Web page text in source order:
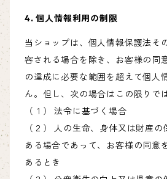
4. 個人情報利用の制限
当ショップは、個人情報保護法そ
容される場合を除き、お客様の同
の達成に必要な範囲を超えて個人
ん。但し、次の場合はこの限りで
（１） 法令に基づく場合
（２） 人の生命、身体又は財産
ある場合であって、お客様の同意
あるとき